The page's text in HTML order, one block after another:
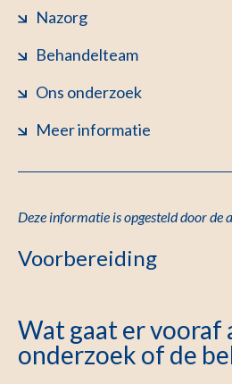
Nazorg
Behandelteam
Ons onderzoek
Meer informatie
Deze informatie is opgesteld door de
Voorbereiding
Wat gaat er vooraf
onderzoek of de